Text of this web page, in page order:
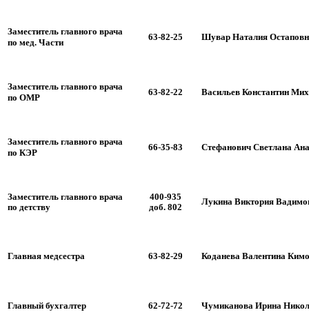
Заместитель главного врача
по мед. Части
63-82-25 Шувар Наталия
Заместитель главного врача
по ОМР
63-82-22 Васильев Константин
Заместитель главного врача
по КЭР
66-35-83 Стефанович Светлана
Заместитель главного врача
по детству
400-935
доб. 802
Лукина Виктория
Главная медсестра 63-82-29 Коданева Валентина
Главный бухгалтер 62-72-72 Чумиканова Ирина